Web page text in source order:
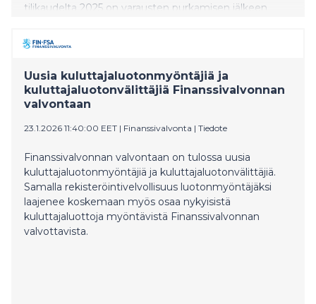
tilikaudelta 2025 on varausten purkamisen jälkeen
toiminnallinen tulos oli –215 milj. euroa (–1 027 milj.
euroa vuonna 2024), ja se katettiin purkamalla
Uusia kuluttajaluotonmyöntäjiä ja
kuluttajaluotonvälittäjiä Finanssivalvonnan
valvontaan
23.1.2026 11:40:00 EET | Finanssivalvonta | Tiedote
Finanssivalvonnan valvontaan on tulossa uusia
kuluttajaluotonmyöntäjiä ja kuluttajaluotonvälittäjiä.
Samalla rekisteröintivelvollisuus luotonmyöntäjäksi
laajenee koskemaan myös osaa nykyisistä
kuluttajaluottoja myöntävistä Finanssivalvonnan
valvottavista.